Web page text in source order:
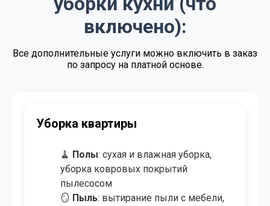
Экспресс - уборка от 4.00 BYN/м²
Уборка после пожара от 4.00 BYN/м²
Мойка окон и витрин
Химчистка мебели от 50.00 BYN
Химчистка ковров и ковролина от 9.00 BYN/м²
включено):
Все дополнительные услуги можно включить в заказ
по запросу на платной основе.
Уборка коттеджа/дома
🧹 Полы: сухая и влажная уборка,
уборка ковровых покрытий
пылесосом
🪞 Пыль: вытирание пыли с мебели,